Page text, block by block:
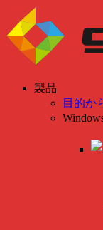
製品
目的か